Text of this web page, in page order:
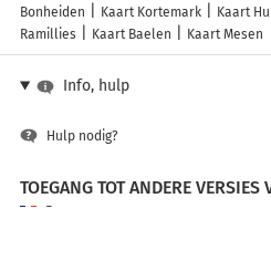
Bonheiden
Kaart Kortemark Kaart
Ramillies
Kaart Baelen Kaart Mesen
Info, hulp
Hulp nodig?
TOEGANG TOT ANDERE VERSIES
France